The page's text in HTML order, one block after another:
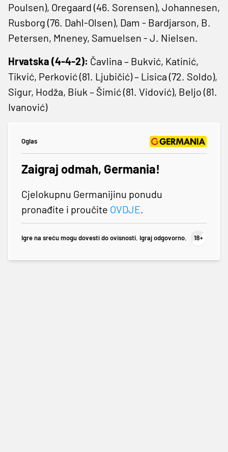
Poulsen), Oregaard (46. Sorensen), Johannesen,
Rusborg (76. Dahl-Olsen), Dam - Bardjarson, B.
Petersen, Mneney, Samuelsen - J. Nielsen.
Hrvatska (4-4-2): Čavlina – Bukvić, Katinić,
Tikvić, Perković (81. Ljubičić) – Lisica (72. Soldo),
Sigur, Hodža, Biuk – Šimić (81. Vidović), Beljo (81.
Ivanović)
Oglas
Zaigraj odmah, Germania!
Cjelokupnu Germanijinu ponudu
pronađite i proučite OVDJE.
Igre na sreću mogu dovesti do ovisnosti. Igraj odgovorno.